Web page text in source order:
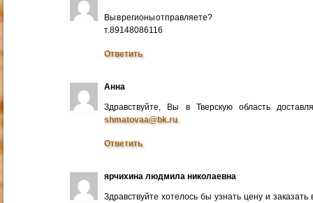
Вы в регионы отправляете?
т.89148086116
Ответить
Анна
Здравствуйте, Вы в Тверскую область
shmatovaa@bk.ru
Ответить
ярчихина людмила николаевна
Здравствуйте хотелось бы узнать цену и